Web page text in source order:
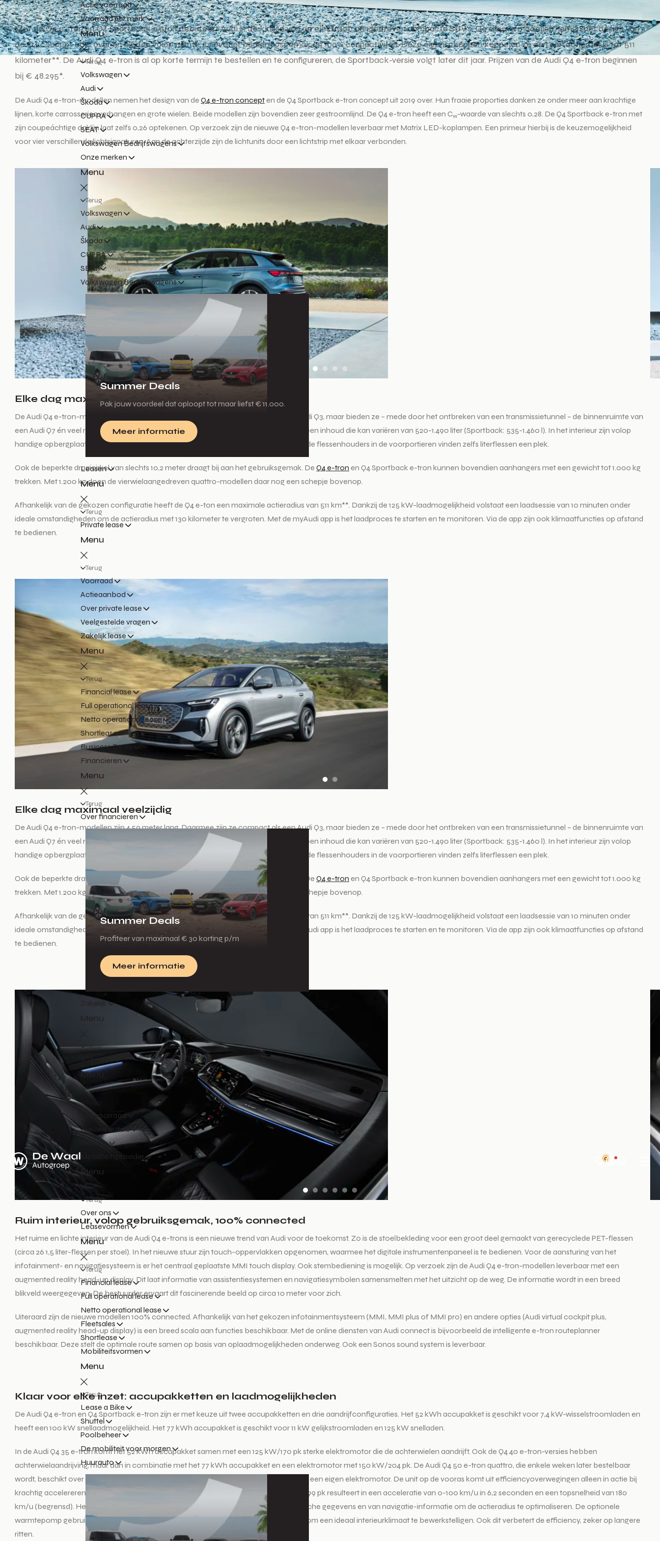
Actie voorraad
Voorraad per merk
Menu
Terug
Volkswagen
Audi
Škoda
CUPRA
SEAT
Volkswagen Bedrijfswagens
Onze merken
Menu
Terug
Volkswagen
Audi
Škoda
CUPRA
SEAT
Volkswagen Bedrijfswagens
Summer Deals
Pak jouw voordeel dat oploopt tot maar liefst € 11.000.
Meer informatie
Leasen
Menu
Terug
Private lease
Menu
Terug
Voorraad
Actieaanbod
Over private lease
Veelgestelde vragen
Zakelijk lease
Menu
Terug
Financial lease
Full operational lease
Netto operational lease
Shortlease
Business Deals
Financieren
Menu
Terug
Over financieren
Summer Deals
Profiteer van maximaal € 30 korting p/m
Meer informatie
Zakelijk
Menu
Terug
Voorraad
Menu
Alle voorraad
Nieuwe auto's
Demo's
Mobiliteitsprovider
Menu
Terug
Over ons
Leasevormen
Menu
Terug
Financial lease
Full operational lease
Netto operational lease
Fleetsales
Shortlease
Mobiliteitsvormen
Menu
Terug
Lease a Bike
Shuttel
Poolbeheer
De mobiliteit voor morgen
Huurauto
0
Met de Q4 e-tron en Q4 Sportback e-tron debuteert Audi in de klasse van de elektrisch aangedreven compacte SUV’s. De nieuwe modellen nemen het design van
de Q4 concept cars over en bieden volop ruimte, innovatief bedieningsgemak en 100% connectiviteit. Deze eigenschappen koppelen ze aan een actieradius tot 511
kilometer**. De Audi Q4 e-tron is al op korte termijn te bestellen en te configureren, de Sportback-versie volgt later dit jaar. Prijzen van de Audi Q4 e-tron beginnen
bij € 48.295*.
De Audi Q4 e-tron-modellen nemen het design van de Q4 e-tron concepten de Q4 Sportback e-tron concept uit 2019 over. Hun fraaie proporties danken ze onder meer aan krachtige
lijnen, korte carrosserieoverhangen en grote wielen. Beide modellen zijn bovendien zeer gestroomlijnd. De Q4 e-tron heeft een Cw-waarde van slechts 0,28. De Q4 Sportback e-tron met
zijn coupeáchtige daklijn laat zelfs 0,26 optekenen. Op verzoek zijn de nieuwe Q4 e-tron-modellen leverbaar met Matrix LED-koplampen. Een primeur hierbij is de keuzemogelijkheid
voor vier verschillende lichtsignaturen. Aan de achterzijde zijn de lichtunits door een lichtstrip met elkaar verbonden.
Elke dag maximaal veelzijdig
De Audi Q4 e-tron-modellen zijn 4,59 meter lang. Daarmee zijn ze compact als een Audi Q3, maar bieden ze – mede door het ontbreken van een transmissietunnel – de binnenruimte van
een Audi Q7 én veel ruimte voor bagage. Zo heeft de bagageruimte van de Q4 e-tron een inhoud die kan variëren van 520-1.490 liter (Sportback: 535-1.460 l). In het interieur zijn volop
handige opbergplaatsen te vinden. Het totale opbergvolume bedraagt zo’n 25 liter. In de flessenhouders in de voorportieren vinden zelfs literflessen een plek.
Ook de beperkte draaicirkel van slechts 10,2 meter draagt bij aan het gebruiksgemak. De Q4 e-tron en Q4 Sportback e-tron kunnen bovendien aanhangers met een gewicht tot 1.000 kg
trekken. Met 1.200 kg doen de vierwielaangedreven quattro-modellen daar nog een schepje bovenop.
Afhankelijk van de gekozen configuratie heeft de Q4 e-ton een maximale actieradius van 511 km**. Dankzij de 125 kW-laadmogelijkheid volstaat een laadsessie van 10 minuten onder
ideale omstandigheden om de actieradius met 130 kilometer te vergroten. Met de myAudi app is het laadproces te starten en te monitoren. Via de app zijn ook klimaatfuncties op afstand
te bedienen.
Elke dag maximaal veelzijdig
De Audi Q4 e-tron-modellen zijn 4,59 meter lang. Daarmee zijn ze compact als een Audi Q3, maar bieden ze – mede door het ontbreken van een transmissietunnel – de binnenruimte van
een Audi Q7 én veel ruimte voor bagage. Zo heeft de bagageruimte van de Q4 e-tron een inhoud die kan variëren van 520-1.490 liter (Sportback: 535-1.460 l). In het interieur zijn volop
handige opbergplaatsen te vinden. Het totale opbergvolume bedraagt zo’n 25 liter. In de flessenhouders in de voorportieren vinden zelfs literflessen een plek.
Ook de beperkte draaicirkel van slechts 10,2 meter draagt bij aan het gebruiksgemak. De Q4 e-tron en Q4 Sportback e-tron kunnen bovendien aanhangers met een gewicht tot 1.000 kg
trekken. Met 1.200 kg doen de vierwielaangedreven quattro-modellen daar nog een schepje bovenop.
Afhankelijk van de gekozen configuratie heeft de Q4 e-ton een maximale actieradius van 511 km**. Dankzij de 125 kW-laadmogelijkheid volstaat een laadsessie van 10 minuten onder
ideale omstandigheden om de actieradius met 130 kilometer te vergroten. Met de myAudi app is het laadproces te starten en te monitoren. Via de app zijn ook klimaatfuncties op afstand
te bedienen.
Ruim interieur, volop gebruiksgemak, 100% connected
Het ruime en lichte interieur van de Audi Q4 e-trons is een nieuwe trend van Audi voor de toekomst. Zo is de stoelbekleding voor een groot deel gemaakt van gerecyclede PET-flessen
(circa 26 1,5 liter-flessen per stoel). In het nieuwe stuur zijn touch-oppervlakken opgenomen, waarmee het digitale instrumentenpaneel is te bedienen. Voor de aansturing van het
infotainment- en navigatiesysteem is er het centraal geplaatste MMI touch display. Ook stembediening is mogelijk. Op verzoek zijn de Audi Q4 e-tron-modellen leverbaar met een
augmented reality head-up display. Dit laat informatie van assistentiesystemen en navigatiesymbolen samensmelten met het uitzicht op de weg. De informatie wordt in een breed
blikveld weergegeven. De bestuurder ervaart dit fascinerende beeld op circa 10 meter voor zich.
Uiteraard zijn de nieuwe modellen 100% connected. Afhankelijk van het gekozen infotainmentsysteem (MMI, MMI plus of MMI pro) en andere opties (Audi virtual cockpit plus,
augmented reality head-up display) is een breed scala aan functies beschikbaar. Met de online diensten van Audi connect is bijvoorbeeld de intelligente e-tron routeplanner
beschikbaar. Deze stelt de optimale route samen op basis van oplaadmogelijkheden onderweg. Ook een Sonos sound system is leverbaar.
Klaar voor elke inzet: accupakketten en laadmogelijkheden
De Audi Q4 e-tron en Q4 Sportback e-tron zijn er met keuze uit twee accupakketten en drie aandrijfconfiguraties. Het 52 kWh accupakket is geschikt voor 7,4 kW-wisselstroomladen en
heeft een 100 kW snellaadmogelijkheid. Het 77 kWh accupakket is geschikt voor 11 kW gelijkstroomladen en 125 kW snelladen.
In de Audi Q4 35 e-tron komt het 52 kWh accupakket samen met een 125 kW/170 pk sterke elektromotor die de achterwielen aandrijft. Ook de Q4 40 e-tron-versies hebben
achterwielaandrijving, maar dan in combinatie met het 77 kWh accupakket en een elektromotor met 150 kW/204 pk. De Audi Q4 50 e-tron quattro, die enkele weken later bestelbaar
wordt, beschikt over het grote accupakket, maar hier hebben de voor- en achteras elk een eigen elektromotor. De unit op de vooras komt uit efficiencyoverwegingen alleen in actie bij
krachtig accelereren of als er extra grip nodig is. Het systeemvermogen van 220 kW/299 pk resulteert in een acceleratie van 0-100 km/u in 6,2 seconden en een topsnelheid van 180
km/u (begrensd). Het energieterugwinningsysteem maakt ook gebruik van topografische gegevens en van navigatie-informatie om de actieradius te optimaliseren. De optionele
warmtepomp gebruikt restwarmte van het hoogspanningssysteem en de buitenlucht om een ideaal interieurklimaat te bewerkstelligen. Ook dit verbetert de efficiency, zeker op langere
ritten.